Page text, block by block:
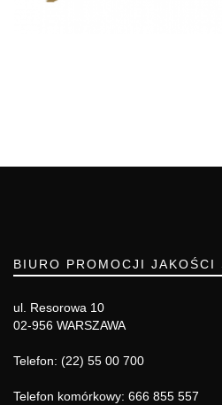
BIURO PROMOCJI JAKOŚCI
ul. Resorowa 10
02-956 WARSZAWA
Telefon: (22) 55 00 700
Telefon komórkowy: 666 855 557